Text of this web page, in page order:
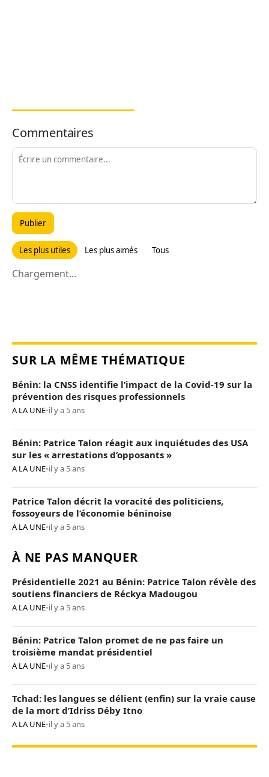
Commentaires
Publier
Les plus utiles Les plus aimés Tous
Chargement...
SUR LA MÊME THÉMATIQUE
Bénin: la CNSS identifie l’impact de la Covid-19 sur la
prévention des risques professionnels
A LA UNE•il y a 5 ans
Bénin: Patrice Talon réagit aux inquiétudes des USA
sur les « arrestations d’opposants »
A LA UNE•il y a 5 ans
Patrice Talon décrit la voracité des politiciens,
fossoyeurs de l’économie béninoise
A LA UNE•il y a 5 ans
À NE PAS MANQUER
Présidentielle 2021 au Bénin: Patrice Talon révèle des
soutiens financiers de Réckya Madougou
A LA UNE•il y a 5 ans
Bénin: Patrice Talon promet de ne pas faire un
troisième mandat présidentiel
A LA UNE•il y a 5 ans
Tchad: les langues se délient (enfin) sur la vraie cause
de la mort d’Idriss Déby Itno
A LA UNE•il y a 5 ans